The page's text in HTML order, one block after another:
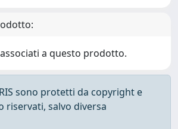
a questo prodotto.
sono protetti da copyright e
salvo diversa